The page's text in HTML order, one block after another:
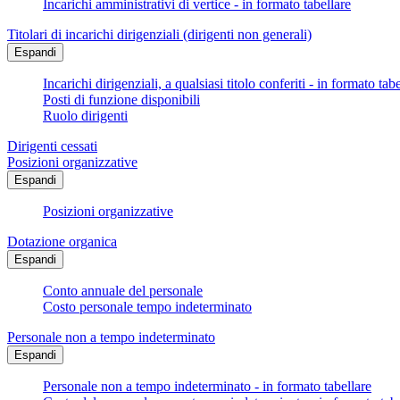
Incarichi amministrativi di vertice - in formato tabellare
Titolari di incarichi dirigenziali (dirigenti non generali)
Espandi
Incarichi dirigenziali, a qualsiasi titolo conferiti - in formato
Posti di funzione disponibili
Ruolo dirigenti
Dirigenti cessati
Posizioni organizzative
Espandi
Posizioni organizzative
Dotazione organica
Espandi
Conto annuale del personale
Costo personale tempo indeterminato
Personale non a tempo indeterminato
Espandi
Personale non a tempo indeterminato - in formato tabellare